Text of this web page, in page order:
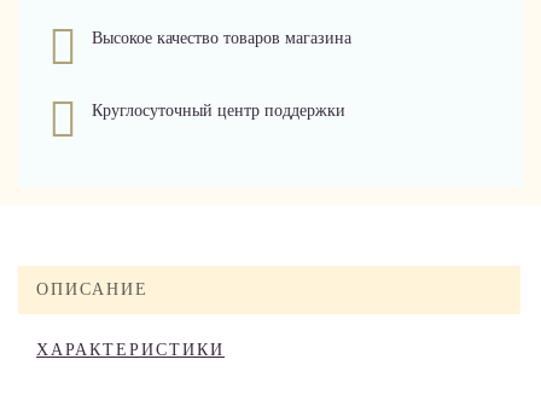
Высокое качество товаров магазина
Круглосуточный центр поддержки
ОПИСАНИЕ
ХАРАКТЕРИСТИКИ